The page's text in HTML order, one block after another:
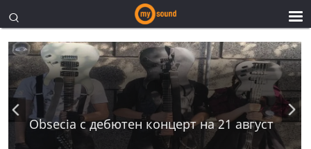
Obsecia с дебютен концерт на 21 август